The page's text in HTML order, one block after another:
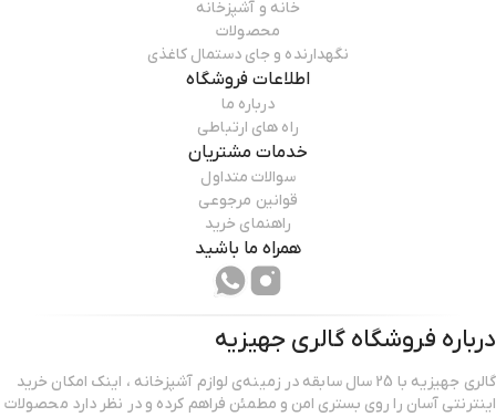
خانه و آشپزخانه
محصولات
نگهدارنده و جای دستمال کاغذی
اطلاعات فروشگاه
درباره ما
راه های ارتباطی
خدمات مشتریان
سوالات متداول
قوانین مرجوعی
راهنمای خرید
همراه ما باشید
درباره فروشگاه گالری جهیزیه
گالری جهیزیه با 25 سال سابقه در زمینه‌ی لوازم آشپزخانه ، اینک امکان خرید
اینترنتی آسان را روی بستری امن و مطمئن فراهم کرده و در نظر دارد محصولات